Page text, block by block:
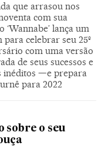
que arrasou nos
com sua
‘Wannabe’ lança um
para celebrar seu 25º
com uma versão
de seus sucessos e
inéditos —e prepara
para 2022
sobre o seu